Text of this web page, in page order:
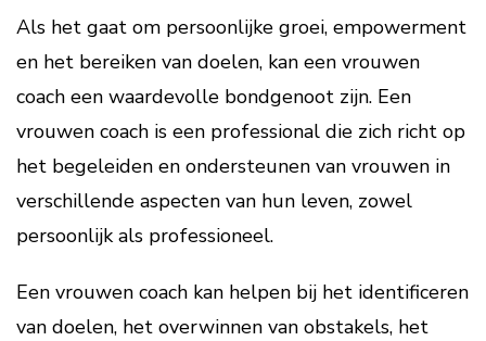
Als het gaat om persoonlijke groei, empowerment
en het bereiken van doelen, kan een vrouwen
coach een waardevolle bondgenoot zijn. Een
vrouwen coach is een professional die zich richt op
het begeleiden en ondersteunen van vrouwen in
verschillende aspecten van hun leven, zowel
persoonlijk als professioneel.
Een vrouwen coach kan helpen bij het identificeren
van doelen, het overwinnen van obstakels, het